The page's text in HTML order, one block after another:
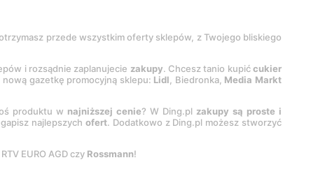
przede wszystkim oferty sklepów, z Twojego bliskiego
i rozsądnie zaplanujecie zakupy. Chcesz tanio kupićcukier
gazetkę promocyjną sklepu: Lidl, Biedronka, Media Markt
produktu w najniższej cenie? W Ding.pl zakupy są proste i
najlepszychofert. Dodatkowo z Ding.pl możesz stworzyć
RTV EURO AGD czy Rossmann!